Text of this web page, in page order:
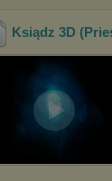
Ksiądz 3D